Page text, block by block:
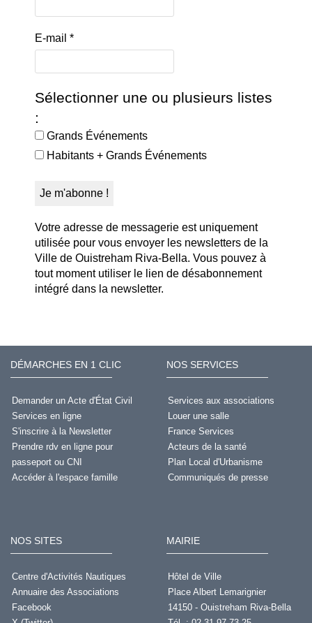
E-mail *
Sélectionner une ou plusieurs listes
:
Grands Événements
Habitants + Grands Événements
Votre adresse de messagerie est uniquement
utilisée pour vous envoyer les newsletters de la
Ville de Ouistreham Riva-Bella. Vous pouvez à
tout moment utiliser le lien de désabonnement
intégré dans la newsletter.
DÉMARCHES EN 1 CLIC
Demander un Acte d'État Civil
Services en ligne
S'inscrire à la Newsletter
Prendre rdv en ligne pour
passeport ou CNI
Accéder à l'espace famille
NOS SERVICES
Services aux associations
Louer une salle
France Services
Acteurs de la santé
Plan Local d'Urbanisme
Communiqués de presse
NOS SITES
Centre d'Activités Nautiques
Annuaire des Associations
Facebook
MAIRIE
Hôtel de Ville
Place Albert Lemarignier
14150 - Ouistreham Riva-Bella